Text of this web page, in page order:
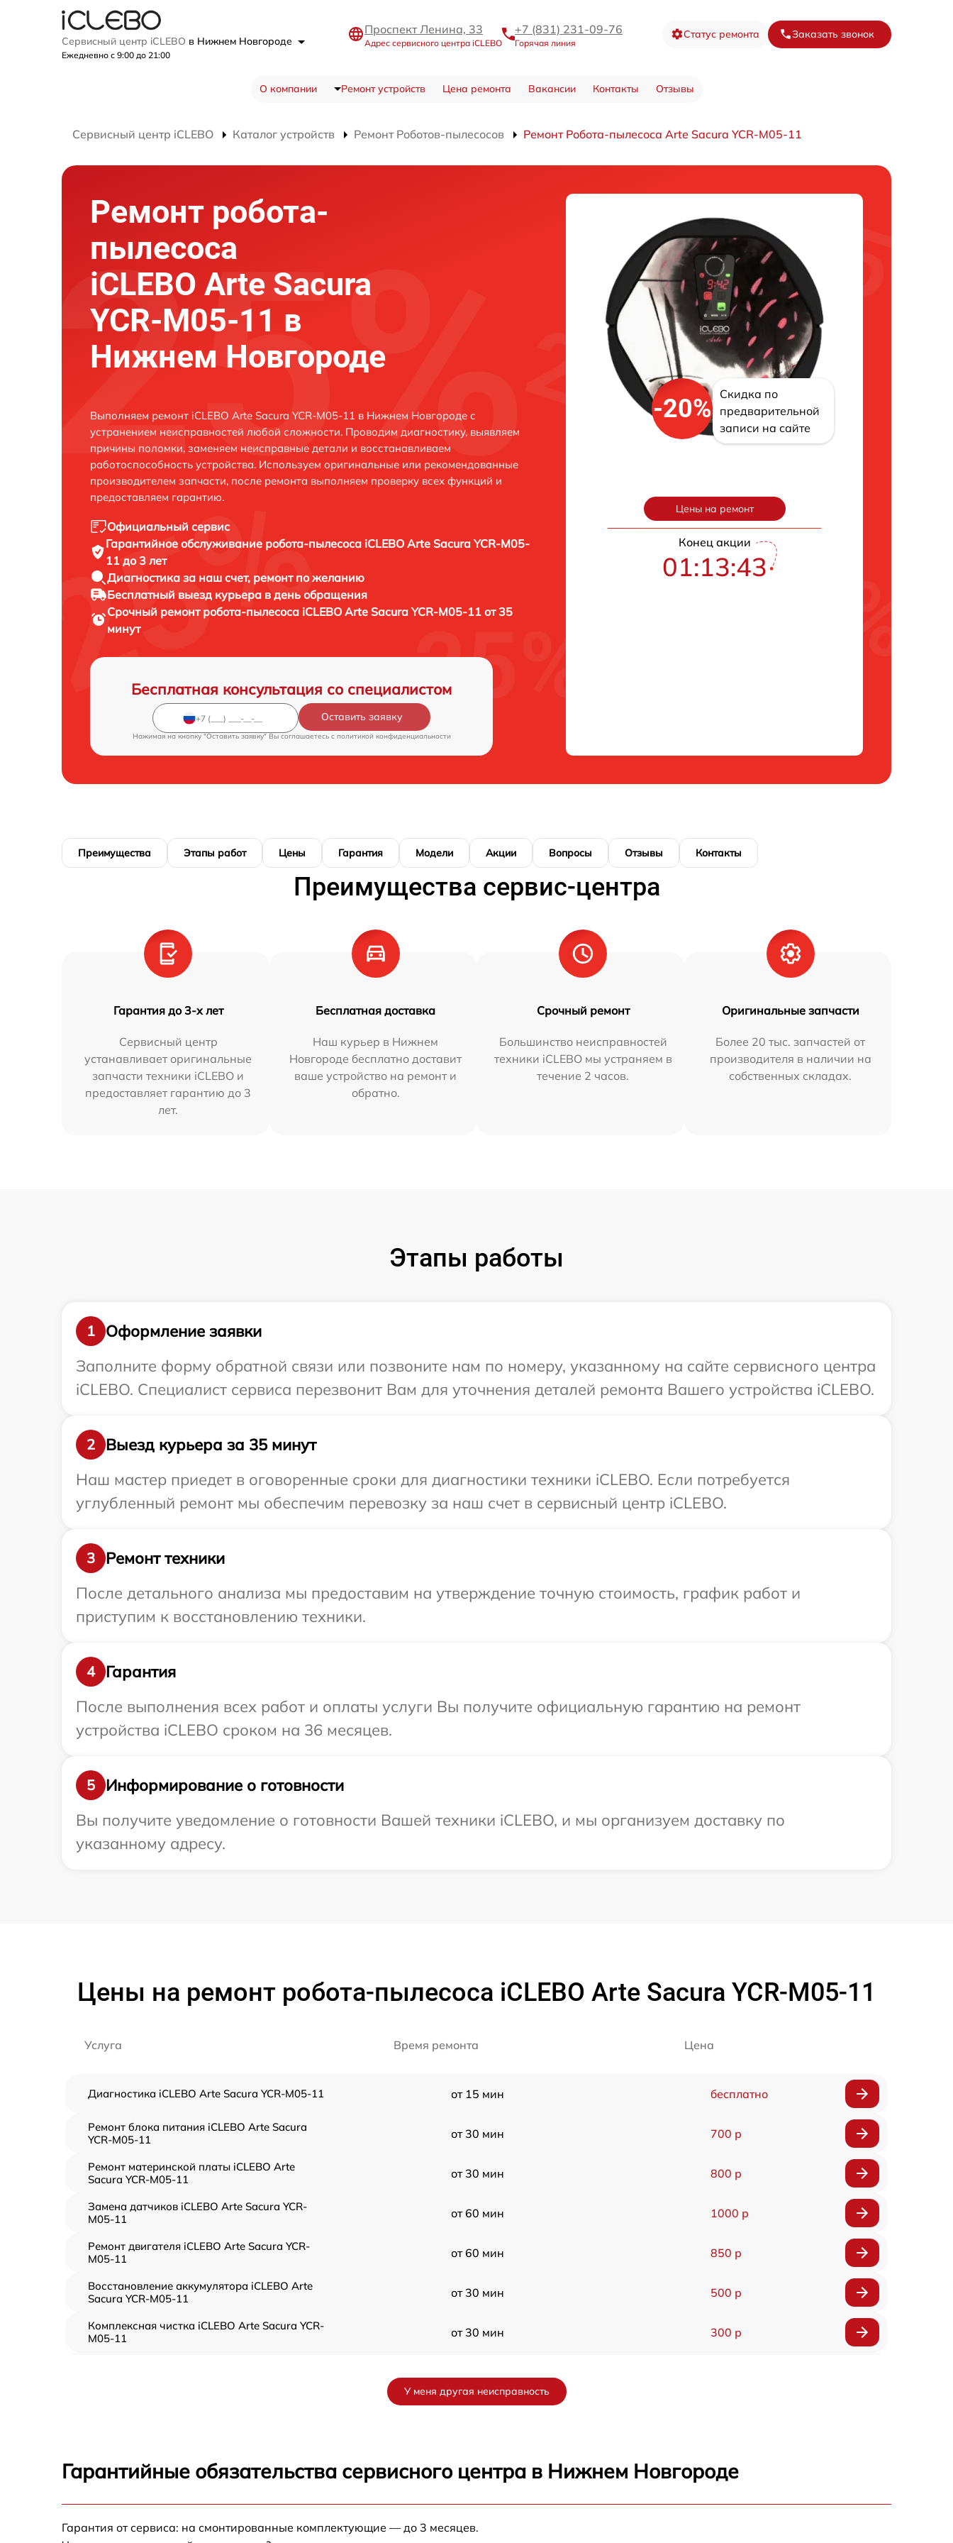
Сервисный центр iCLEBO в Нижнем Новгороде
Ежедневно с 9:00 до 21:00
Проспект Ленина, 33
Адрес сервисного центра iCLEBO
+7 (831) 231-09-76
Горячая линия
Статус ремонта Заказать звонок
О компании Ремонт устройств Цена ремонта Вакансии Контакты Отзывы
Сервисный центр iCLEBO Каталог устройств Ремонт Роботов-пылесосов Ремонт Робота-пылесоса Arte Sacura YCR-M05-11
Ремонт робота-
пылесоса
iCLEBO Arte Sacura
YCR-M05-11 в
Нижнем Новгороде
Выполняем ремонт iCLEBO Arte Sacura YCR-M05-11 в Нижнем Новгороде с
устранением неисправностей любой сложности. Проводим диагностику, выявляем
причины поломки, заменяем неисправные детали и восстанавливаем
работоспособность устройства. Используем оригинальные или рекомендованные
производителем запчасти, после ремонта выполняем проверку всех функций и
предоставляем гарантию.
Официальный сервис
Гарантийное обслуживание робота-пылесоса iCLEBO Arte Sacura YCR-M05-
11 до 3 лет
Диагностика за наш счет, ремонт по желанию
Бесплатный выезд курьера в день обращения
Срочный ремонт робота-пылесоса iCLEBO Arte Sacura YCR-M05-11 от 35
минут
Бесплатная консультация со специалистом
Оставить заявку
Нажимая на кнопку "Оставить заявку" Вы соглашаетесь c политикой конфиденциальности
-20%
Скидка по
предварительной
записи на сайте
Цены на ремонт
Конец акции
01:13:42
Преимущества Этапы работ Цены Гарантия Модели Акции Вопросы Отзывы Контакты
Преимущества сервис-центра
Гарантия до 3-х лет
Сервисный центр
устанавливает оригинальные
запчасти техники iCLEBO и
предоставляет гарантию до 3
лет.
Бесплатная доставка
Наш курьер в Нижнем
Новгороде бесплатно доставит
ваше устройство на ремонт и
обратно.
Срочный ремонт
Большинство неисправностей
техники iCLEBO мы устраняем в
течение 2 часов.
Оригинальные запчасти
Более 20 тыс. запчастей от
производителя в наличии на
собственных складах.
Этапы работы
1
Оформление заявки
Заполните форму обратной связи или позвоните нам по номеру, указанному на сайте сервисного центра
iCLEBO. Специалист сервиса перезвонит Вам для уточнения деталей ремонта Вашего устройства iCLEBO.
2
Выезд курьера за 35 минут
Наш мастер приедет в оговоренные сроки для диагностики техники iCLEBO. Если потребуется
углубленный ремонт мы обеспечим перевозку за наш счет в сервисный центр iCLEBO.
3
Ремонт техники
После детального анализа мы предоставим на утверждение точную стоимость, график работ и
приступим к восстановлению техники.
4
Гарантия
После выполнения всех работ и оплаты услуги Вы получите официальную гарантию на ремонт
устройства iCLEBO сроком на 36 месяцев.
5
Информирование о готовности
Вы получите уведомление о готовности Вашей техники iCLEBO, и мы организуем доставку по
указанному адресу.
Цены на ремонт робота-пылесоса iCLEBO Arte Sacura YCR-M05-11
Услуга Время ремонта Цена
Диагностика iCLEBO Arte Sacura YCR-M05-11 от 15 мин бесплатно
Ремонт блока питания iCLEBO Arte Sacura
YCR-M05-11
от 30 мин 700 р
Ремонт материнской платы iCLEBO Arte
Sacura YCR-M05-11
от 30 мин 800 р
Замена датчиков iCLEBO Arte Sacura YCR-
M05-11
от 60 мин 1000 р
Ремонт двигателя iCLEBO Arte Sacura YCR-
M05-11
от 60 мин 850 р
Восстановление аккумулятора iCLEBO Arte
Sacura YCR-M05-11
от 30 мин 500 р
Комплексная чистка iCLEBO Arte Sacura YCR-
M05-11
от 30 мин 300 р
Замена материнской платы iCLEBO Arte
Sacura YCR-M05-11
от 60 мин
У меня другая неисправность
Гарантийные обязательства сервисного центра в Нижнем Новгороде
Гарантия от сервиса: на смонтированные комплектующие — до 3 месяцев.